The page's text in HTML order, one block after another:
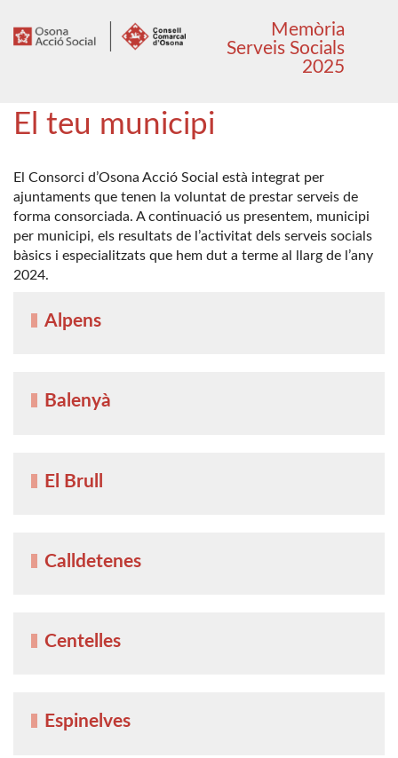
Memòria
Serveis Socials
2025
El teu municipi
El Consorci d’Osona Acció Social està integrat per
ajuntaments que tenen la voluntat de prestar serveis de
forma consorciada. A continuació us presentem, municipi
per municipi, els resultats de l’activitat dels serveis socials
bàsics i especialitzats que hem dut a terme al llarg de l’any
2024.
Alpens
Balenyà
El Brull
Calldetenes
Centelles
Espinelves